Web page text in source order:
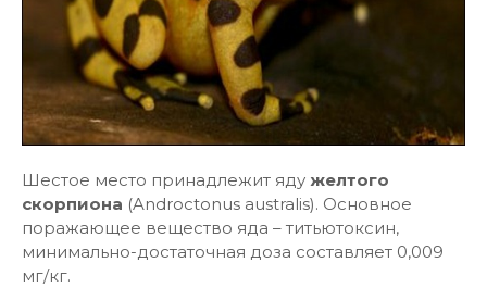
Шестое место принадлежит яду желтого
скорпиона (Androctonus australis). Основное
поражающее вещество яда – титьютоксин,
минимально-достаточная доза составляет 0,009
мг/кг.